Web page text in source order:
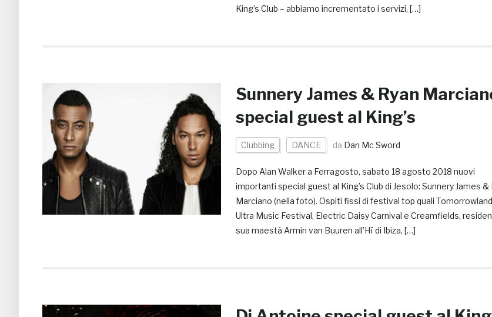
King’s Club – abbiamo incrementato i servizi, […]
Sunnery James & Ryan
special guest al King’s
Clubbing DANCE da Dan Mc Sword
Dopo Alan Walker a Ferragosto, sabato 18 agosto 2018 nuovi
importanti special guest al King’s Club di Jesolo: Sunnery James &
Marciano (nella foto). Ospiti fissi di festival top quali
Ultra Music Festival, Electric Daisy Carnival e Creamfields,
sua maestà Armin van Buuren all’Hï di Ibiza, […]